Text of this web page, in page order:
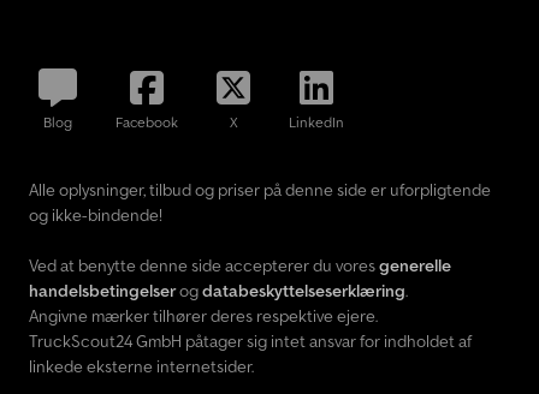
Blog Facebook X LinkedIn
Alle oplysninger, tilbud og priser på denne side er uforpligtende
og ikke-bindende!
Ved at benytte denne side accepterer du voresgenerelle
handelsbetingelserogdatabeskyttelseserklæring.
Angivne mærker tilhører deres respektive ejere.
TruckScout24 GmbH påtager sig intet ansvar for indholdet af
linkede eksterne internetsider.